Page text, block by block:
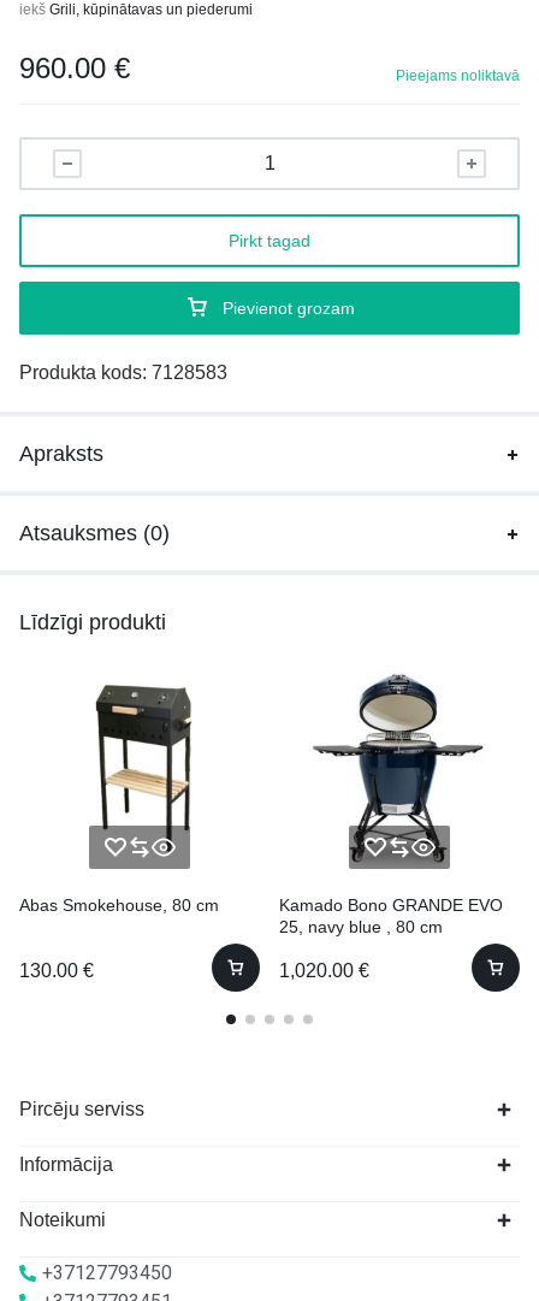
iekš Grili, kūpinātavas un piederumi
960.00 € Pieejams noliktavā
Pievienot grozam
Pirkt tagad
Produkta kods: 7128583
Apraksts
Atsauksmes (0)
Līdzīgi produkti
Abas Smokehouse, 80 cm
130.00 €
Kamado Bono GRANDE EVO
25, navy blue , 80 cm
1,020.00 €
Pircēju serviss
Informācija
Noteikumi
+37127793450